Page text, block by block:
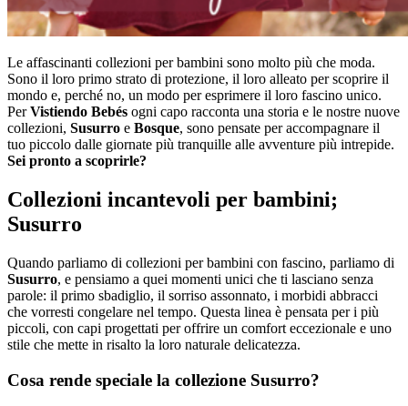
Le affascinanti collezioni per bambini sono molto più che moda.
Sono il loro primo strato di protezione, il loro alleato per scoprire il
mondo e, perché no, un modo per esprimere il loro fascino unico.
PerVistiendo Bebés ogni capo racconta una storia e le nostre nuove
collezioni, Susurro e Bosque, sono pensate per accompagnare il
tuo piccolo dalle giornate più tranquille alle avventure più intrepide.
Sei pronto a scoprirle?
Collezioni incantevoli per bambini;
Susurro
Quando parliamo di collezioni per bambini con fascino, parliamo di
Susurro, e pensiamo a quei momenti unici che ti lasciano senza
parole: il primo sbadiglio, il sorriso assonnato, i morbidi abbracci
che vorresti congelare nel tempo. Questa linea è pensata per i più
piccoli, con capi progettati per offrire un comfort eccezionale e uno
stile che mette in risalto la loro naturale delicatezza.
Cosa rende speciale la collezione Susurro?